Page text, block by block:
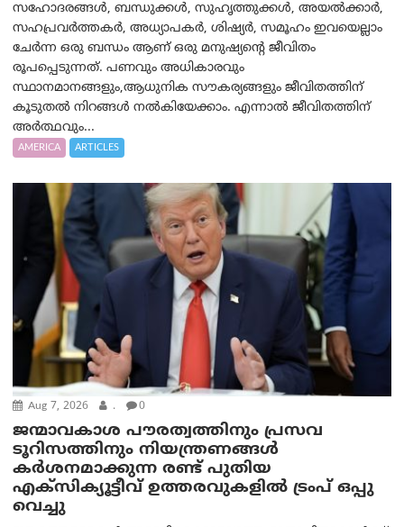
സഹോദരങ്ങൾ, ബന്ധുക്കൾ, സുഹൃത്തുക്കൾ, അയൽക്കാർ,
സഹപ്രവർത്തകർ, അധ്യാപകർ, ശിഷ്യർ, സമൂഹം ഇവയെല്ലാം
ചേർന്ന ഒരു ബന്ധം ആണ് ഒരു മനുഷ്യന്റെ ജീവിതം
രൂപപ്പെടുന്നത്. പണവും അധികാരവും
സ്ഥാനമാനങ്ങളും,ആധുനിക സൗകര്യങ്ങളും ജീവിതത്തിന്
കൂടുതൽ നിറങ്ങൾ നൽകിയേക്കാം. എന്നാൽ ജീവിതത്തിന്
അർത്ഥവും...
AMERICA ARTICLES
Aug 7, 2026 . 0
ജന്മാവകാശ പൗരത്വത്തിനും പ്രസവ
ടൂറിസത്തിനും നിയന്ത്രണങ്ങൾ
കർശനമാക്കുന്ന രണ്ട് പുതിയ
എക്സിക്യൂട്ടീവ് ഉത്തരവുകളിൽ ട്രംപ് ഒപ്പു
വെച്ചു